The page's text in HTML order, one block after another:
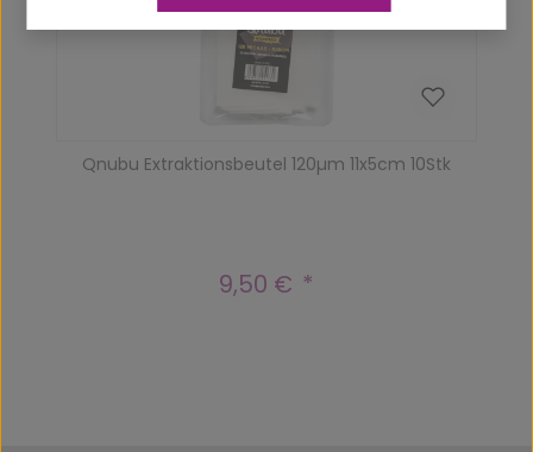
Qnubu Extraktionsbeutel 120µm 11x5cm 10Stk
Regulärer Preis:
9,50 €